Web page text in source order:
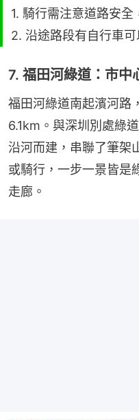
1. 騎行需注意道路安全
2. 沿途路段有自行車
7. 福田河綠道：市中
福田河綠道南起濱河路
6.1km。與深圳別處綠
沿河而建，串聯了筆架
或騎行，一步一景皆是
走廊。